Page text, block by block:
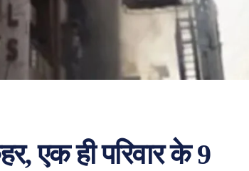
एक ही परिवार के 9